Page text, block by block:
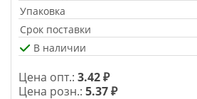
Упаковка
Срок поставки
В наличии
Цена опт.: 3.42 ₽
Цена розн.: 5.37 ₽